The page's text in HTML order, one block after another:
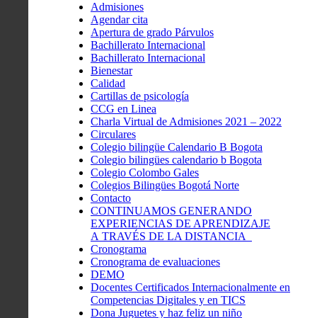
Admisiones
Agendar cita
Apertura de grado Párvulos
Bachillerato Internacional
Bachillerato Internacional
Bienestar
Calidad
Cartillas de psicología
CCG en Linea
Charla Virtual de Admisiones 2021 – 2022
Circulares
Colegio bilingüe Calendario B Bogota
Colegio bilingües calendario b Bogota
Colegio Colombo Gales
Colegios Bilingües Bogotá Norte
Contacto
CONTINUAMOS GENERANDO
EXPERIENCIAS DE APRENDIZAJE
A TRAVÉS DE LA DISTANCIA
Cronograma
Cronograma de evaluaciones
DEMO
Docentes Certificados Internacionalmente en
Competencias Digitales y en TICS
Dona Juguetes y haz feliz un niño